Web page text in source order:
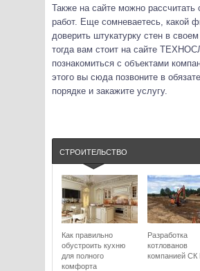
Также на сайте можно рассчитать
работ. Еще сомневаетесь, какой
доверить штукатурку стен в
тогда вам стоит на сайте
познакомиться с объектами
этого вы сюда позвоните в
порядке и закажите услугу.
СТРОИТЕЛЬСТВО
Как правильно
обустроить кухню
для полного
комфорта
Разработка
котлованов
компанией